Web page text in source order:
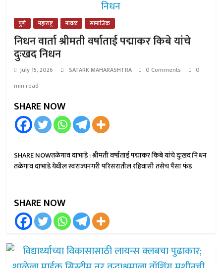
पुणे महाराष्ट्र मावळ सामाजिक
निधन वार्ता श्रीमती वर्षाताई पद्माकर किबे यांचे
दुःखद निधन
July 15, 2026 SATARK MAHARASHTRA 0 Comments
0
min read
SHARE NOW
SHARE NOWतळेगाव दाभाडे : श्रीमती वर्षाताई पद्माकर किबे यांचे दुःखद निधन
तळेगाव दाभाडे येथील स्वराज्यनगरी परिसरातील रहिवासी तसेच पैसा फंड
SHARE NOW